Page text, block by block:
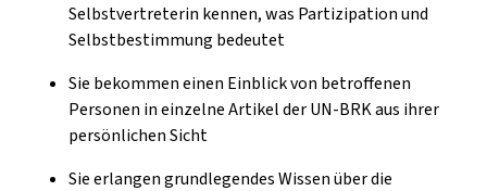
Selbstvertreterin kennen, was Partizipation und
Selbstbestimmung bedeutet
Sie bekommen einen Einblick von betroffenen
Personen in einzelne Artikel der UN-BRK aus ihrer
persönlichen Sicht
Sie erlangen grundlegendes Wissen über die